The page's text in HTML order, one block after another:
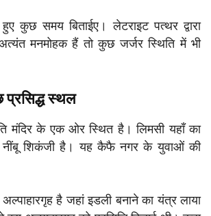
कुछ समय बिताईए। लेटराइट पत्थर द्वारा
अत्यंत मनमोहक हैं तो कुछ जर्जर स्थिति में भी
स्थल
मंदिर के एक ओर स्थित है। लिमसी यहाँ का
नींबू शिकंजी है। यह कैफै नगर के युवाओं की
है जहां इडली बनाने का यंत्र लाया